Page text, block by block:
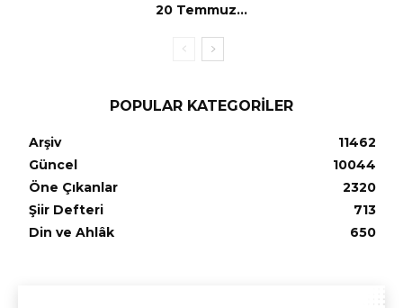
20 Temmuz…
POPULAR KATEGORILER
Arşiv
11462
Güncel
10044
Öne Çıkanlar
2320
Şiir Defteri
713
Din ve Ahlâk
650